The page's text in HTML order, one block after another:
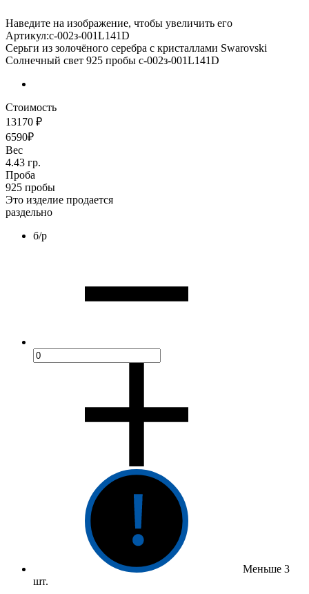
Наведите на изображение, чтобы увеличить его
Артикул:с-002з-001L141D
Серьги из золочёного серебра с кристаллами Swarovski
Солнечный свет 925 пробы с-002з-001L141D
Стоимость
13170 ₽
6590₽
Вес
4.43 гр.
Проба
925 пробы
Это изделие продается
раздельно
б/р
Меньше 3
шт.